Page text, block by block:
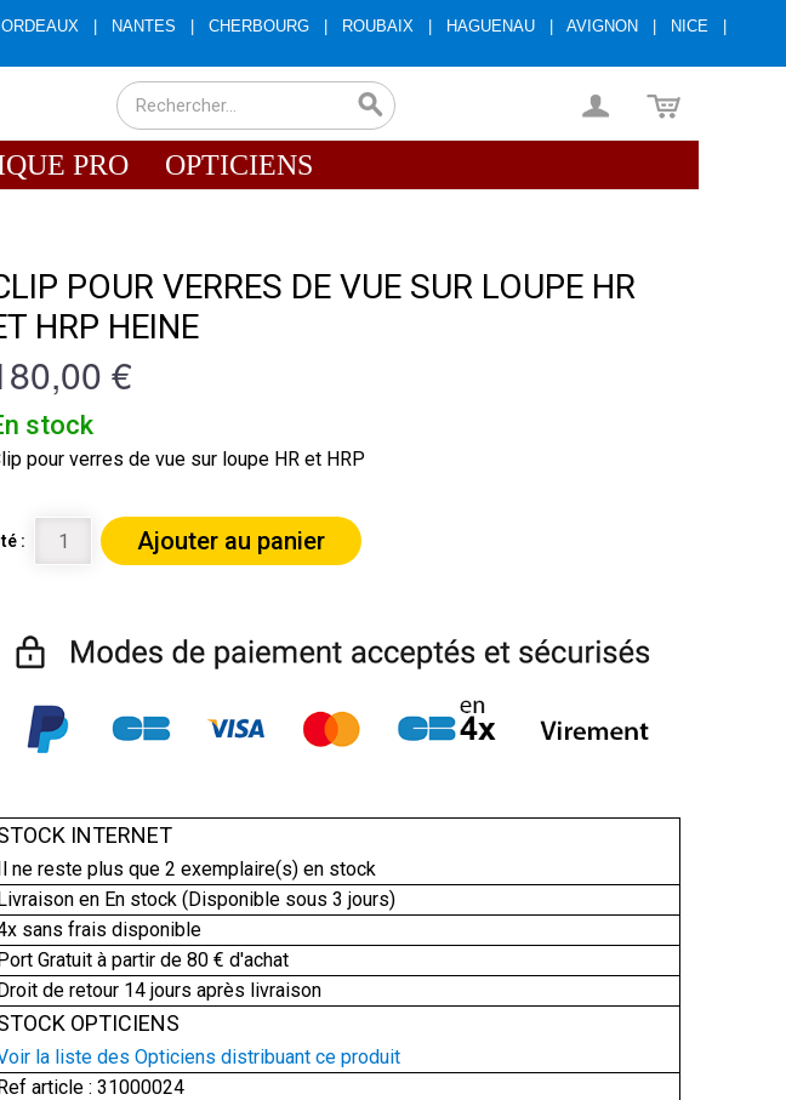
NANTES CHERBOURG ROUBAIX HAGUENAU AVIGNON NICE
PRO OPTICIENS
POUR VERRES DE VUE SUR LOUPE HR
HRP HEINE
€
stock
pour verres de vue sur loupe HR et HRP
: Ajouter au panier
INTERNET
ne reste plus que 2 exemplaire(s) en stock
en En stock (Disponible sous 3 jours)
sans frais disponible
Gratuit à partir de 80 € d'achat
de retour 14 jours après livraison
OPTICIENS
la liste des Opticiens distribuant ce produit
article : 31000024